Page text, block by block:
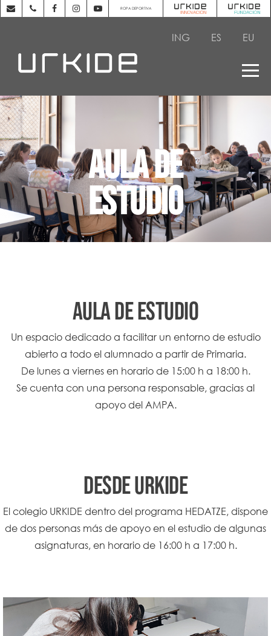
ROPA DEPORTIVA
ING ES EU
AULA DE
ESTUDIO
AULA DE ESTUDIO
Un espacio dedicado a facilitar un entorno de estudio
abierto a todo el alumnado a partir de Primaria.
De lunes a viernes en horario de 15:00 h a 18:00 h.
Se cuenta con una persona responsable, gracias al
apoyo del AMPA.
DESDE URKIDE
El colegio URKIDE dentro del programa HEDATZE, dispone
de dos personas más de apoyo en el estudio de algunas
asignaturas, en horario de 16:00 h a 17:00 h.